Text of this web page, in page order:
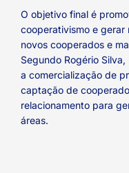
O objetivo final é
cooperativismo e gerar
novos cooperados e
Segundo Rogério
a comercialização de
captação de
relacionamento para
áreas.